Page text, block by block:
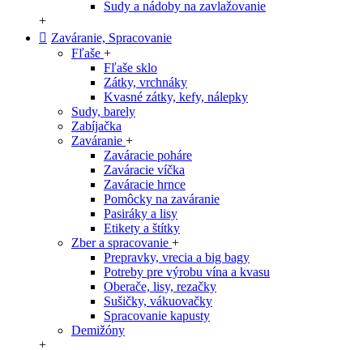
Sudy a nádoby na zavlažovanie
+
Zaváranie, Spracovanie
Fľaše +
Fľaše sklo
Zátky, vrchnáky
Kvasné zátky, kefy, nálepky
Sudy, barely
Zabíjačka
Zaváranie +
Zaváracie poháre
Zaváracie víčka
Zaváracie hrnce
Pomôcky na zaváranie
Pasiráky a lisy
Etikety a štítky
Zber a spracovanie +
Prepravky, vrecia a big bagy
Potreby pre výrobu vína a kvasu
Oberače, lisy, rezačky
Sušičky, vákuovačky
Spracovanie kapusty
Demižóny
+